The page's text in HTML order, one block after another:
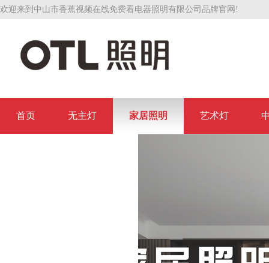
欢迎来到中山市香蕉视频在线免费看电器照明有限公司品牌官网!
首页 无主灯 家居照明 艺术灯